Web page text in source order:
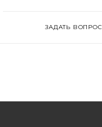
ЗАДАТЬ ВОПРОС